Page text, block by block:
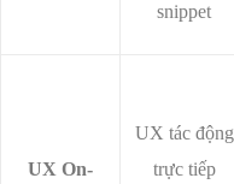
snippet
UX On-
UX tác động
trực tiếp